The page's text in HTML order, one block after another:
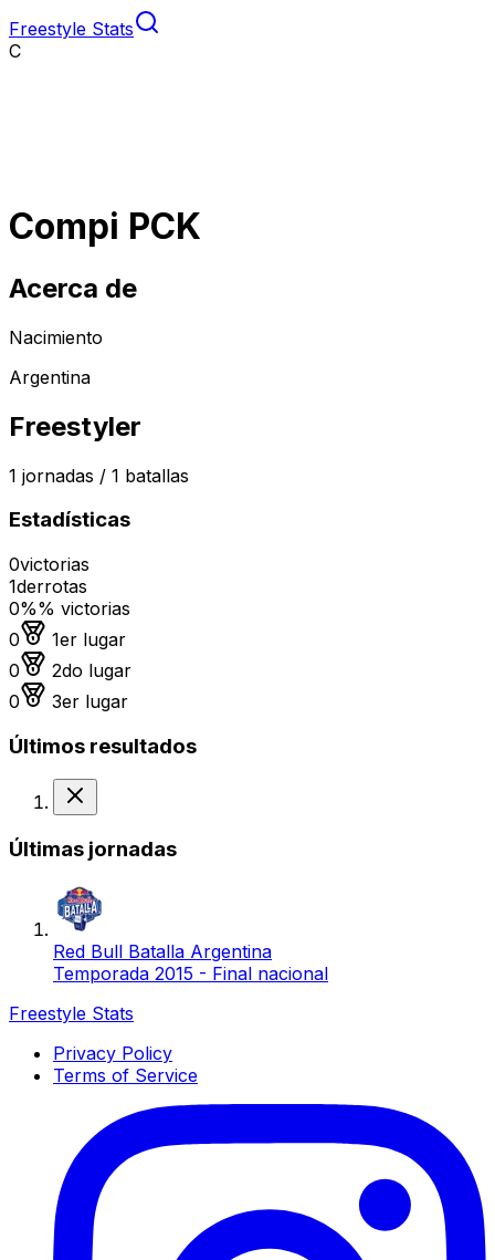
Freestyle Stats
C
Compi PCK
Acerca de
Nacimiento
Argentina
Freestyler
1 jornadas / 1 batallas
Estadísticas
0victorias
1derrotas
0%% victorias
0
Medalla de oro
1er lugar
0
Medalla de plata
2do lugar
0
Medalla de bronce
3er lugar
Últimos resultados
Últimas jornadas
Red Bull Batalla Argentina
Temporada 2015 - Final nacional
Freestyle Stats
Privacy Policy
Terms of Service